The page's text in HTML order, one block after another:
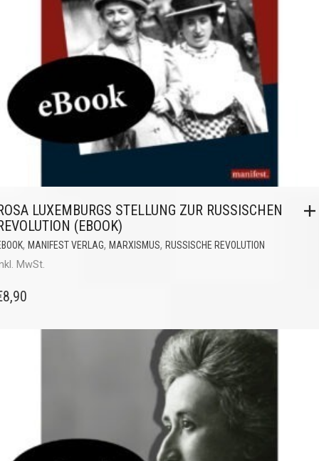
LUXEMBURGS STELLUNG ZUR RUSSISCHEN
(EBOOK)
, MANIFEST VERLAG, MARXISMUS, RUSSISCHE REVOLUTION
MwSt.
8,90